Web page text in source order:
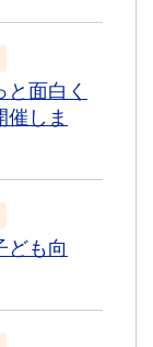
と面白く
催しま
ども向